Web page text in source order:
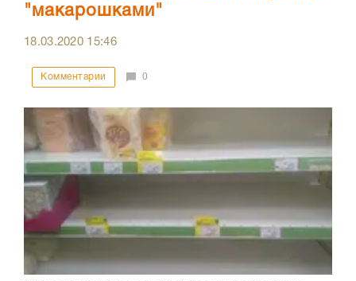
"макарошками"
18.03.2020 15:46
Комментарии 0